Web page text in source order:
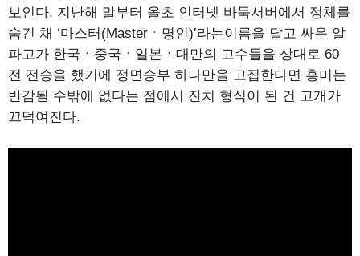
보인다. 지난해 말부터 올초 인터넷 바둑서버에서 정체를
숨긴 채 ‘마스터(Masterㆍ명인)’라는이름을 달고 싸운 알
파고가 한국ㆍ중국ㆍ일본ㆍ대만의 고수들을 상대로 60
전 전승을 했기에 정면승부 하나만을 고집한다면 흥미는
반감될 수밖에 없다는 점에서 잔치 형식이 된 건 고개가
끄덕여진다.